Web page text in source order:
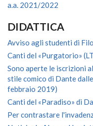
a.a. 2021/2022
DIDATTICA
Avviso agli studenti di
Canti del «Purgatorio»
Sono aperte le iscrizioni
stile comico di Dante
febbraio 2019)
Canti del «Paradiso» di
Per contrastare